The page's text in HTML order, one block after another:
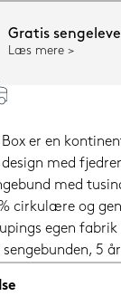
Gratis
Læs mere
er en
med
med
cirkulære og
egen fabrik
5